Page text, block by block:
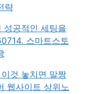
략
성공적인 세팅을
스마트스토
것 놓치면 말짱
웹사이트 상위노